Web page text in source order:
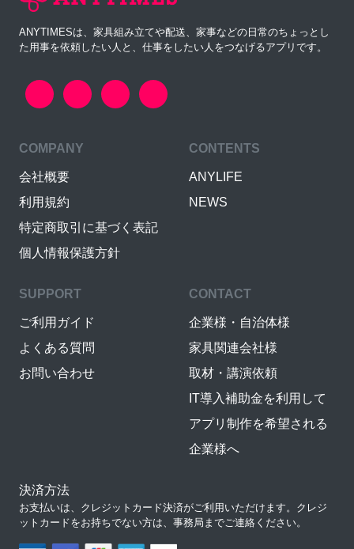
ANYTIMESは、家具組み立てや配送、家事などの日常のちょっとし
た用事を依頼したい人と、仕事をしたい人をつなげるアプリです。
COMPANY
会社概要
利用規約
特定商取引に基づく表記
個人情報保護方針
CONTENTS
ANYLIFE
NEWS
SUPPORT
ご利用ガイド
よくある質問
お問い合わせ
CONTACT
企業様・自治体様
家具関連会社様
取材・講演依頼
IT導入補助金を利用して
アプリ制作を希望される
企業様へ
決済方法
お支払いは、クレジットカード決済がご利用いただけます。クレジ
ットカードをお持ちでない方は、事務局までご連絡ください。